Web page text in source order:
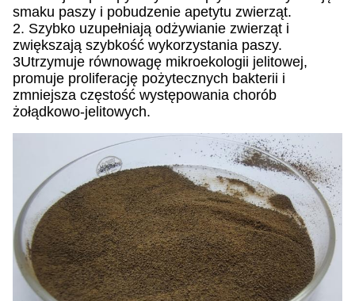
smaku paszy i pobudzenie apetytu zwierząt.
2. Szybko uzupełniają odżywianie zwierząt i
zwiększają szybkość wykorzystania paszy.
3Utrzymuje równowagę mikroekologii jelitowej,
promuje proliferację pożytecznych bakterii i
zmniejsza częstość występowania chorób
żołądkowo-jelitowych.